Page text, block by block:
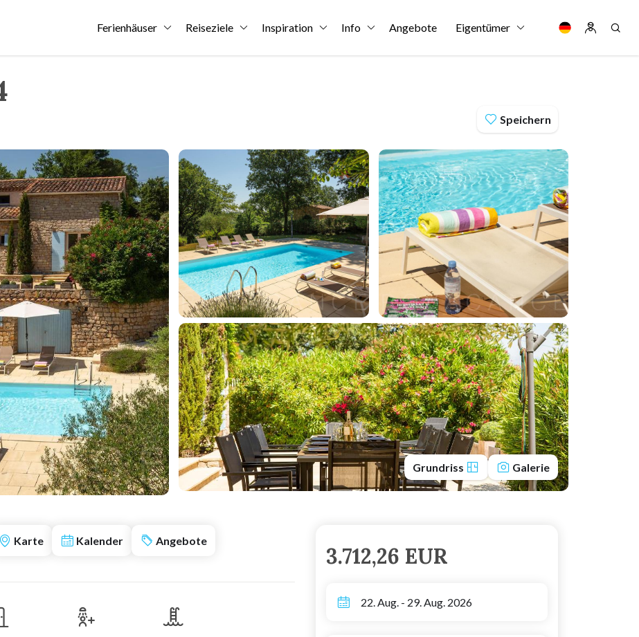
Ferienhäuser Reiseziele Inspiration Info Angebote Eigentümer
Speichern
Grundriss Galerie
Karte Kalender Angebote
3.712,26 EUR
22. Aug. - 29. Aug. 2026